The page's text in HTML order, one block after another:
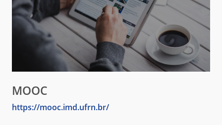
MOOC
https://mooc.imd.ufrn.br/